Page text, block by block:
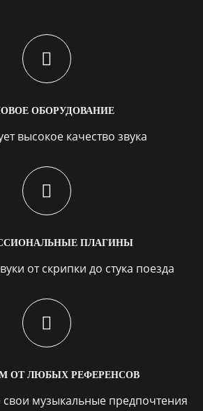
ОБОРУДОВАНИЕ
высокое качество звука
ПЛАГИНЫ
от скрипки до стука поезда
ОТ ЛЮБЫХ РЕФЕРЕНСОВ
музыкальные предпочтения